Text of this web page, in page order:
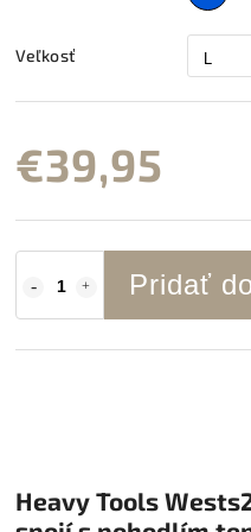
Veľkosť
€39,95
Pridať
Heavy Tools